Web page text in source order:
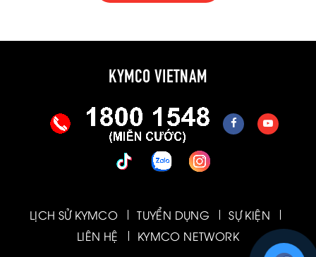
KYMCO VIETNAM
LỊCH SỬ KYMCO TUYỂN DỤNG
SỰ KIỆN
LIÊN HỆ
KYMCO NETWORK